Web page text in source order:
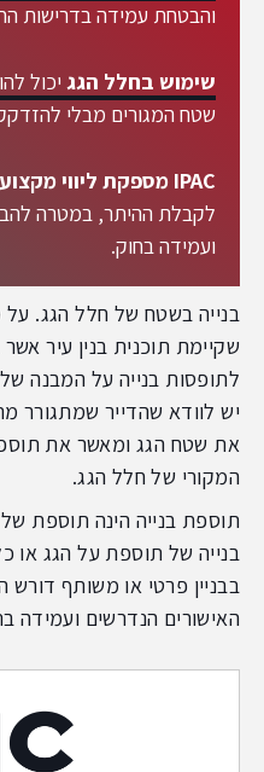
והבטחת עמידה בדרישות
שימוש בחלל הגג יכול
שטח המגורים מבלי
IPAC מספקת ליווי מקצועי
לקבלת ההיתר, במטרה
ועמידה בחוק.
בנייה בשטח של חלל הגג.
שקיימת תוכנית בנין עיר
לתופסות בנייה על המבנה
יש לוודא שהדייר שמתגורר
את שטח הגג ומאשר את תוספת
המקורי של חלל הגג.
תוספת בנייה הינה תוספת
בנייה של תוספת על הגג או
בבניין פרטי או משותף
האישורים הנדרשים ועמידה